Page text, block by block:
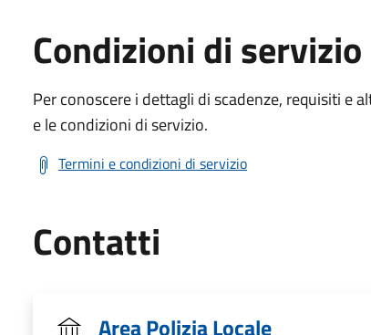
Condizioni di servizio
Per conoscere i dettagli di scadenze, requisiti e
e le condizioni di servizio.
Termini e condizioni di servizio
Contatti
Area Polizia Locale